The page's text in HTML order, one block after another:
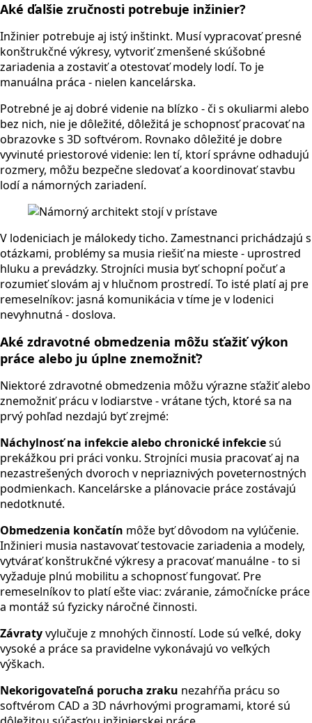
Aké ďalšie zručnosti potrebuje inžinier?
Inžinier potrebuje aj istý inštinkt. Musí vypracovať presné
konštrukčné výkresy, vytvoriť zmenšené skúšobné
zariadenia a zostaviť a otestovať modely lodí. To je
manuálna práca - nielen kancelárska.
Potrebné je aj dobré videnie na blízko - či s okuliarmi alebo
bez nich, nie je dôležité, dôležitá je schopnosť pracovať na
obrazovke s 3D softvérom. Rovnako dôležité je dobre
vyvinuté priestorové videnie: len tí, ktorí správne odhadujú
rozmery, môžu bezpečne sledovať a koordinovať stavbu
lodí a námorných zariadení.
V lodeniciach je málokedy ticho. Zamestnanci prichádzajú s
otázkami, problémy sa musia riešiť na mieste - uprostred
hluku a prevádzky. Strojníci musia byť schopní počuť a
rozumieť slovám aj v hlučnom prostredí. To isté platí aj pre
remeselníkov: jasná komunikácia v tíme je v lodenici
nevyhnutná - doslova.
Aké zdravotné obmedzenia môžu sťažiť výkon
práce alebo ju úplne znemožniť?
Niektoré zdravotné obmedzenia môžu výrazne sťažiť alebo
znemožniť prácu v lodiarstve - vrátane tých, ktoré sa na
prvý pohľad nezdajú byť zrejmé:
Náchylnosť na infekcie alebo chronické infekciesú
prekážkou pri práci vonku. Strojníci musia pracovať aj na
nezastrešených dvoroch v nepriaznivých poveternostných
podmienkach. Kancelárske a plánovacie práce zostávajú
nedotknuté.
Obmedzenia končatín môže byť dôvodom na vylúčenie.
Inžinieri musia nastavovať testovacie zariadenia a modely,
vytvárať konštrukčné výkresy a pracovať manuálne - to si
vyžaduje plnú mobilitu a schopnosť fungovať. Pre
remeselníkov to platí ešte viac: zváranie, zámočnícke práce
a montáž sú fyzicky náročné činnosti.
Závratyvylučuje z mnohých činností. Lode sú veľké, doky
vysoké a práce sa pravidelne vykonávajú vo veľkých
výškach.
Nekorigovateľná porucha zraku nezahŕňa prácu so
softvérom CAD a 3D návrhovými programami, ktoré sú